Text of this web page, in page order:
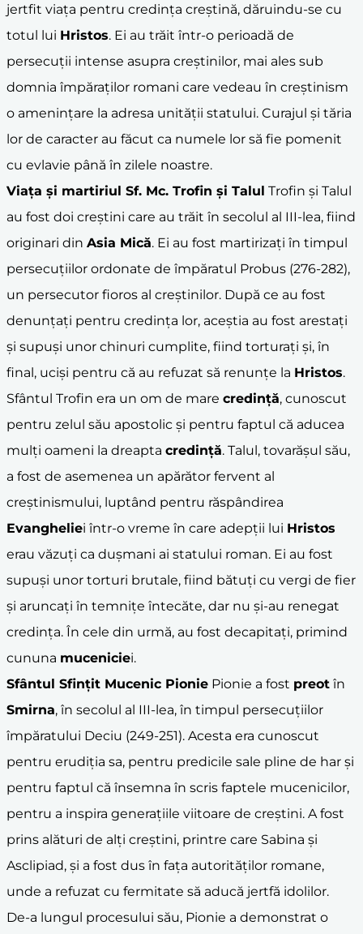
jertfit viața pentru credința creștină, dăruindu-se cu
totul lui Hristos. Ei au trăit într-o perioadă de
persecuții intense asupra creștinilor, mai ales sub
domnia împăraților romani care vedeau în creștinism
o amenințare la adresa unității statului. Curajul și tăria
lor de caracter au făcut ca numele lor să fie pomenit
cu evlavie până în zilele noastre.
Viața și martiriul Sf. Mc. Trofin și Talul Trofin și Talul
au fost doi creștini care au trăit în secolul al III-lea, fiind
originari din Asia Mică. Ei au fost martirizați în timpul
persecuțiilor ordonate de împăratul Probus (276-282),
un persecutor fioros al creștinilor. După ce au fost
denunțați pentru credința lor, aceștia au fost arestați
și supuși unor chinuri cumplite, fiind torturați și, în
final, uciși pentru că au refuzat să renunțe la Hristos.
Sfântul Trofin era un om de mare credință, cunoscut
pentru zelul său apostolic și pentru faptul că aducea
mulți oameni la dreapta credință. Talul, tovarășul său,
a fost de asemenea un apărător fervent al
creștinismului, luptând pentru răspândirea
Evangheliei într-o vreme în care adepții lui Hristos
erau văzuți ca dușmani ai statului roman. Ei au fost
supuși unor torturi brutale, fiind bătuți cu vergi de fier
și aruncați în temnițe întecăte, dar nu și-au renegat
credința. În cele din urmă, au fost decapitați, primind
cununa muceniciei.
Sfântul Sfințit Mucenic Pionie Pionie a fost preot în
Smirna, în secolul al III-lea, în timpul persecuțiilor
împăratului Deciu (249-251). Acesta era cunoscut
pentru erudiția sa, pentru predicile sale pline de har și
pentru faptul că însemna în scris faptele mucenicilor,
pentru a inspira generațiile viitoare de creștini. A fost
prins alături de alți creștini, printre care Sabina și
Asclipiad, și a fost dus în fața autorităților romane,
unde a refuzat cu fermitate să aducă jertfă idolilor.
De-a lungul procesului său, Pionie a demonstrat o